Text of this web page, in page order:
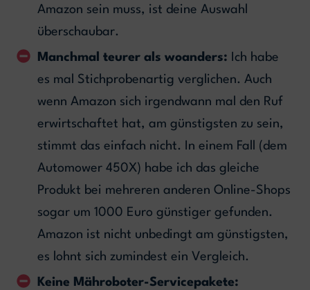
Amazon sein muss, ist deine Auswahl
überschaubar.
Manchmal teurer als woanders:
Ich habe
es mal Stichprobenartig verglichen. Auch
wenn Amazon sich irgendwann mal den Ruf
erwirtschaftet hat, am günstigsten zu sein,
stimmt das einfach nicht. In einem Fall (dem
Automower 450X) habe ich das gleiche
Produkt bei mehreren anderen Online-Shops
sogar um 1000 Euro günstiger gefunden.
Amazon ist nicht unbedingt am günstigsten,
es lohnt sich zumindest ein Vergleich.
Keine Mähroboter-Servicepakete: